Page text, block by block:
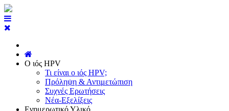
Ο ιός HPV
Τι είναι ο ιός HPV;
Πρόληψη & Αντιμετώπιση
Συχνές Ερωτήσεις
Νέα-Εξελίξεις
Ενημερωτικό Υλικό